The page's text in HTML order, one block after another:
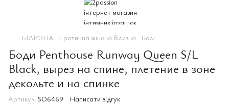
БІЛИЗНА Еротична жіноча білизна Боді
Боди Penthouse Runway Queen S/L
Black, вырез на спине, плетение в зоне
декольте и на спинке
Артикул: SO6469 Написати відгук